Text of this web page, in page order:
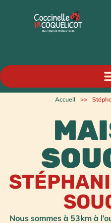
Accueil >>
Nous sommes à 53km à